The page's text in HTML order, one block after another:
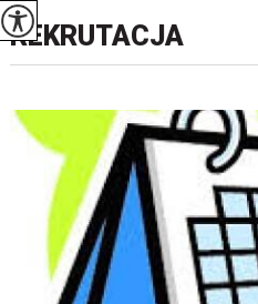
REKRUTACJA